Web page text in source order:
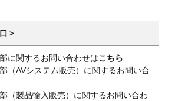
＞
に関するお問い合わせはこちら
（AVシステム販売）に関するお問い合
（製品輸入販売）に関するお問い合わ